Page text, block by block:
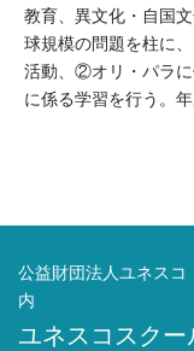
教育、異文化・自国
球規模の問題を柱に
活動、②オリ・パラ
に係る学習を行う。
公益財団法人ユネス
内
ユネスコスクー